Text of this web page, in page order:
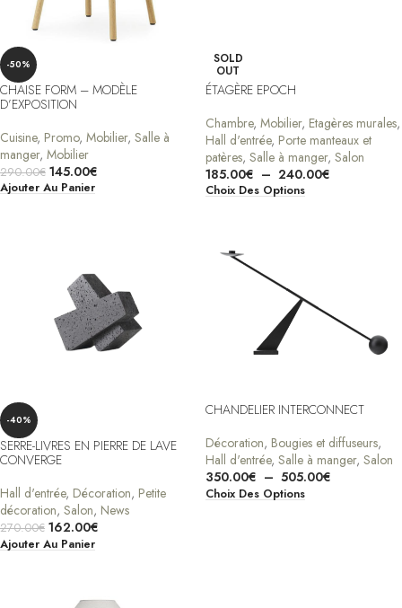
-50%
CHAISE FORM – MODÈLE
D’EXPOSITION
Cuisine, Promo, Mobilier, Salle à
manger, Mobilier
290.00€ 145.00€
Ajouter Au Panier
SOLD
OUT
ÉTAGÈRE EPOCH
Chambre, Mobilier, Etagères murales,
Hall d'entrée, Porte manteaux et
patères, Salle à manger, Salon
185.00€ – 240.00€
Choix Des Options
-40%
SERRE-LIVRES EN PIERRE DE LAVE
CONVERGE
Hall d'entrée, Décoration, Petite
décoration, Salon, News
270.00€ 162.00€
Ajouter Au Panier
CHANDELIER INTERCONNECT
Décoration, Bougies et diffuseurs,
Hall d'entrée, Salle à manger, Salon
350.00€ – 505.00€
Choix Des Options